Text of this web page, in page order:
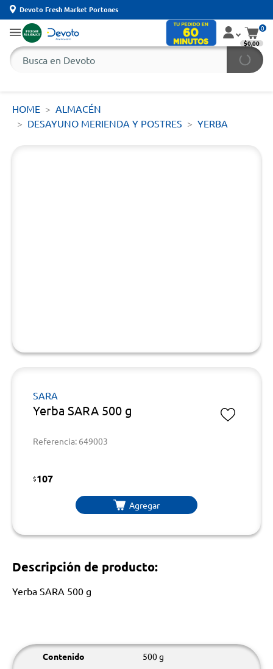
Devoto Fresh Market Portones
0
$0,00
HOME
ALMACÉN
DESAYUNO MERIENDA Y POSTRES
YERBA
SARA
Yerba SARA 500 g
Referencia: 649003
$107
Agregar
Descripción de producto:
Yerba SARA 500 g
Contenido 500 g